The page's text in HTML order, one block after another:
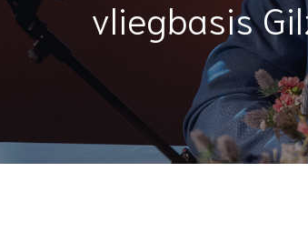
vliegbasis